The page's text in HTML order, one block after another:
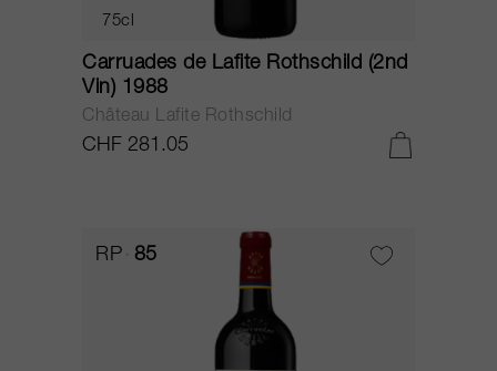
75cl
Carruades de Lafite Rothschild (2nd
Vin) 1988
Château Lafite Rothschild
CHF 281.05
RP 85